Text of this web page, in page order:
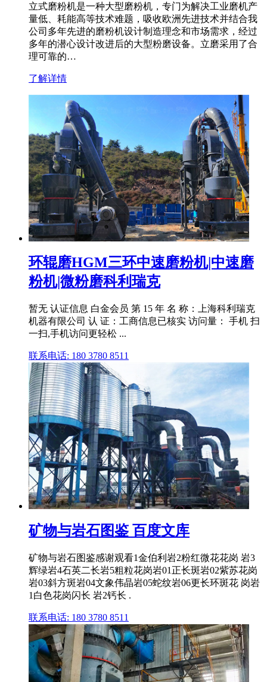
立式磨粉机是一种大型磨粉机，专门为解决工业磨机产
量低、耗能高等技术难题，吸收欧洲先进技术并结合我
公司多年先进的磨粉机设计制造理念和市场需求，经过
多年的潜心设计改进后的大型粉磨设备。立磨采用了合
理可靠的…
了解详情
环辊磨HGM三环中速磨粉机|中速磨
粉机|微粉磨科利瑞克
暂无 认证信息 白金会员 第 15 年 名 称：上海科利瑞克
机器有限公司 认 证：工商信息已核实 访问量： 手机 扫
一扫,手机访问更轻松 ...
联系电话: 180 3780 8511
矿物与岩石图鉴 百度文库
矿物与岩石图鉴感谢观看1金伯利岩2粉红微花花岗 岩3
辉绿岩4石英二长岩5粗粒花岗岩01正长斑岩02紫苏花岗
岩03斜方斑岩04文象伟晶岩05蛇纹岩06更长环斑花 岗岩
1白色花岗闪长 岩2钙长 .
联系电话: 180 3780 8511